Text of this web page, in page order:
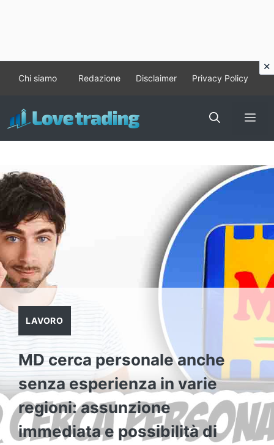
contenuto
Chi siamo Redazione Disclaimer Privacy Policy
LAVORO
MD cerca personale anche
senza esperienza in varie
regioni: assunzione
immediata e possibilità di